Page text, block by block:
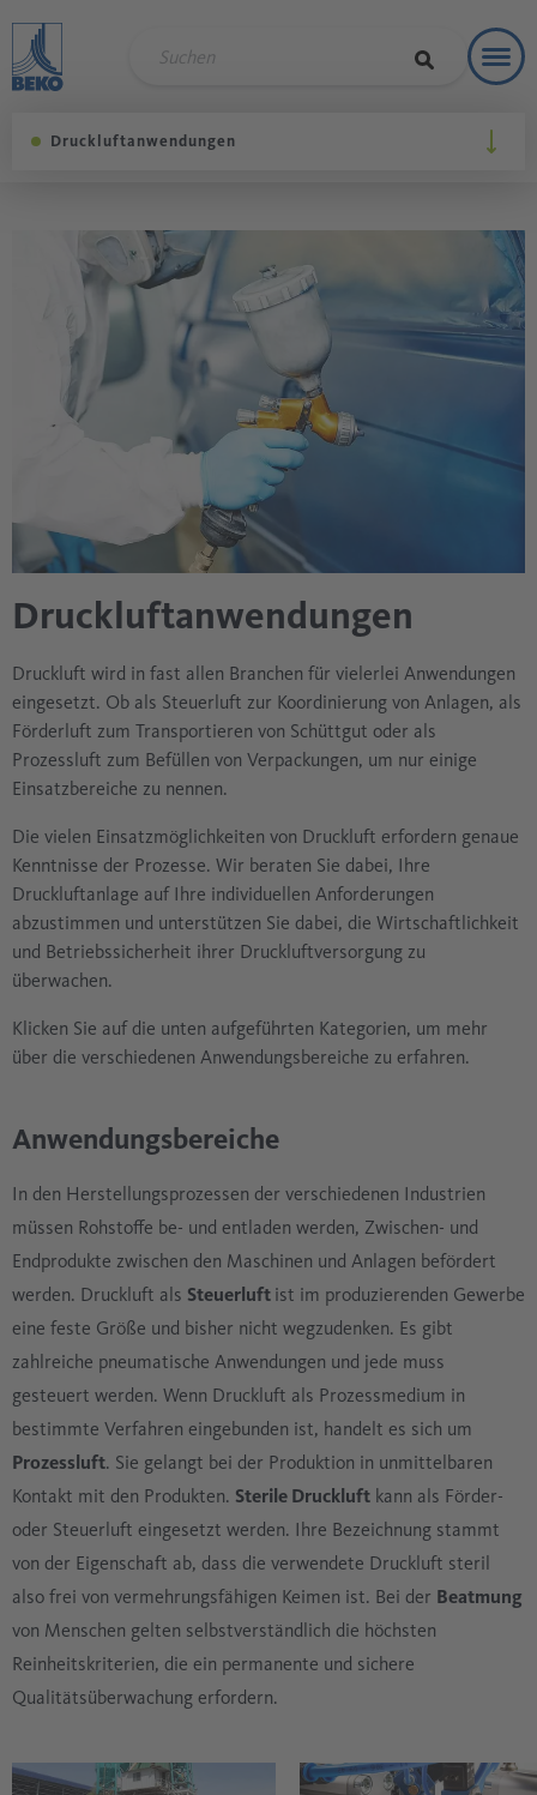
Druckluftanwendungen
Druckluftanwendungen
Druckluft wird in fast allen Branchen für vielerlei Anwendungen
eingesetzt. Ob als Steuerluft zur Koordinierung von Anlagen, als
Förderluft zum Transportieren von Schüttgut oder als
Prozessluft zum Befüllen von Verpackungen, um nur einige
Einsatzbereiche zu nennen.
Die vielen Einsatzmöglichkeiten von Druckluft erfordern genaue
Kenntnisse der Prozesse. Wir beraten Sie dabei, Ihre
Druckluftanlage auf Ihre individuellen Anforderungen
abzustimmen und unterstützen Sie dabei, die Wirtschaftlichkeit
und Betriebssicherheit ihrer Druckluftversorgung zu
überwachen.
Klicken Sie auf die unten aufgeführten Kategorien, um mehr
über die verschiedenen Anwendungsbereiche zu erfahren.
Anwendungsbereiche
In den Herstellungsprozessen der verschiedenen Industrien
müssen Rohstoffe be- und entladen werden, Zwischen- und
Endprodukte zwischen den Maschinen und Anlagen befördert
werden. Druckluft als Steuerluft ist im produzierenden Gewerbe
eine feste Größe und bisher nicht wegzudenken. Es gibt
zahlreiche pneumatische Anwendungen und jede muss
gesteuert werden. Wenn Druckluft als Prozessmedium in
bestimmte Verfahren eingebunden ist, handelt es sich um
Prozessluft. Sie gelangt bei der Produktion in unmittelbaren
Kontakt mit den Produkten. Sterile Druckluft kann als Förder-
oder Steuerluft eingesetzt werden. Ihre Bezeichnung stammt
von der Eigenschaft ab, dass die verwendete Druckluft steril
also frei von vermehrungsfähigen Keimen ist. Bei der Beatmung
von Menschen gelten selbstverständlich die höchsten
Reinheitskriterien, die ein permanente und sichere
Qualitätsüberwachung erfordern.